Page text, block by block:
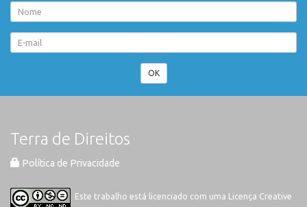
OK
Terra de Direitos
Política de Privacidade
Este trabalho está licenciado com uma Licença Creative